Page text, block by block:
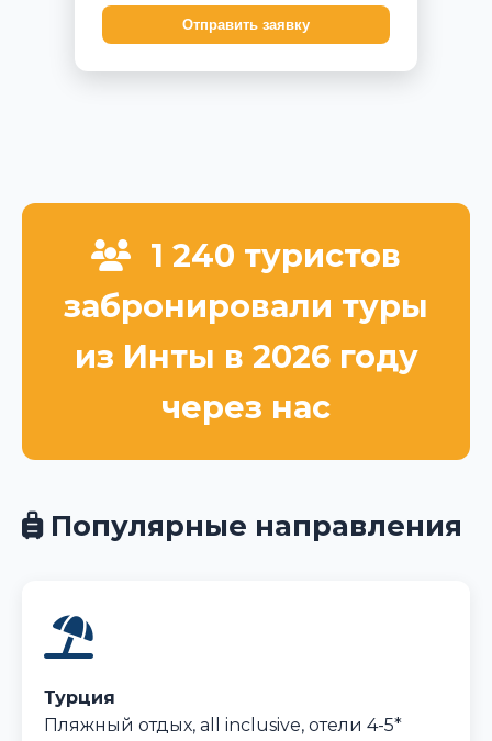
Отправить заявку
1 240 туристов
забронировали туры
из Инты в 2026 году
через нас
Популярные направления
Турция
Пляжный отдых, all inclusive, отели 4-5*